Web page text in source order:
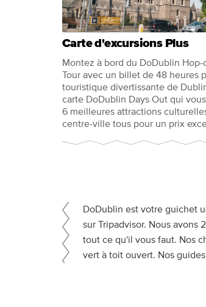
Carte d'excursions Plus
Montez à bord du DoDublin
Tour avec un billet de 48 heures
touristique divertissante de
carte DoDublin Days Out qui
6 meilleures attractions
centre-ville tous pour un prix
DoDublin est votre guichet
sur Tripadvisor. Nous avons
tout ce qu'il vous faut. Nos
vert à toit ouvert. Nos